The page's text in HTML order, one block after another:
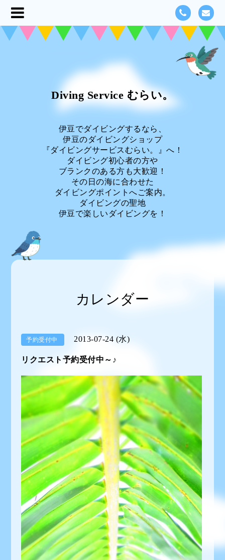
Diving Service むらい。
伊豆でダイビングするなら、
伊豆のダイビングショップ
『ダイビングサービスむらい。』へ！
ダイビング初心者の方や
ブランクのある方も大歓迎！
その日の海に合わせた
ダイビングポイントへご案内。
ダイビングの聖地
伊豆で楽しいダイビングを！
カレンダー
予約受付中 2013-07-24 (水)
リクエスト予約受付中～♪